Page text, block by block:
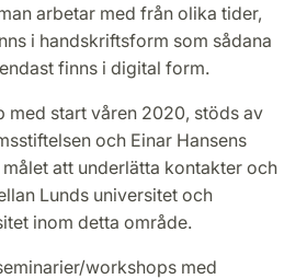
arbetar med från olika tider,
i handskriftsform som sådana
finns i digital form.
med start våren 2020, stöds av
och Einar Hansens
att underlätta kontakter och
Lunds universitet och
inom detta område.
workshops med